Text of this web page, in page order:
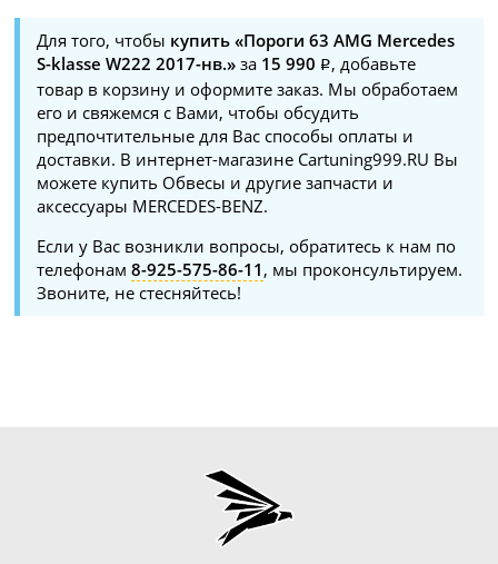
Для того, чтобы купить «Пороги 63 AMG Mercedes
S-klasse W222 2017-нв.» за 15 990
, добавьте
товар в корзину и оформите заказ. Мы обработаем
его и свяжемся с Вами, чтобы обсудить
предпочтительные для Вас способы оплаты и
доставки. В интернет-магазине Cartuning999.RU Вы
можете купить Обвесы и другие запчасти и
аксессуары MERCEDES-BENZ.
Если у Вас возникли вопросы, обратитесь к нам по
телефонам8-925-575-86-11 , мы проконсультируем.
Звоните, не стесняйтесь!